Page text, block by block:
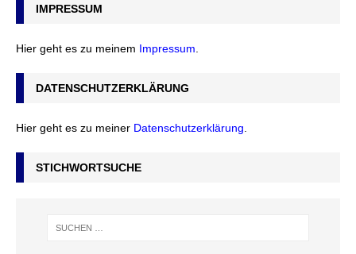
IMPRESSUM
Hier geht es zu meinem Impressum
DATENSCHUTZERKLÄRUNG
Hier geht es zu meiner Datenschutzerklärung
STICHWORTSUCHE